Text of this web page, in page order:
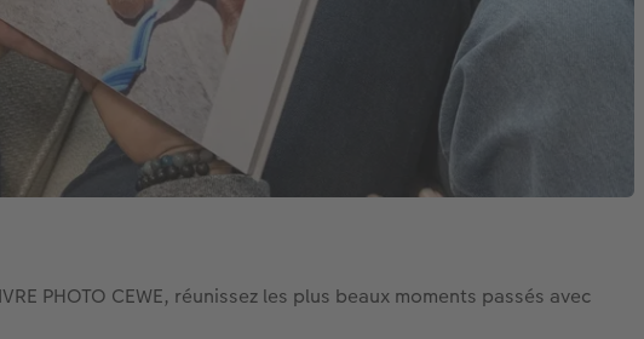
PHOTO CEWE, réunissez les plus beaux moments passés avec